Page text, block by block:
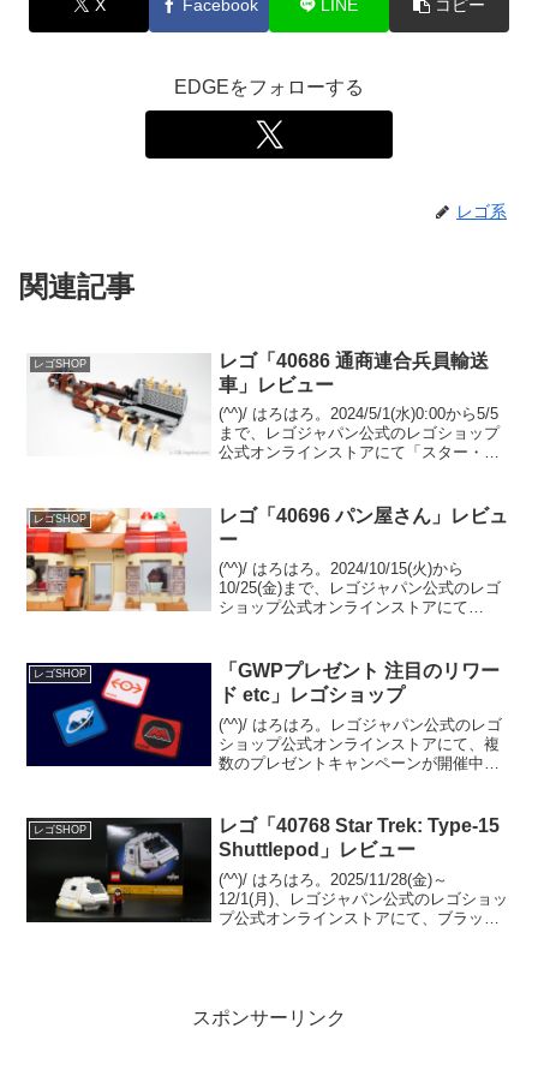
X Facebook LINE コピー
EDGEをフォローする
レゴ系
関連記事
レゴSHOP
レゴ「40686 通商連合兵員輸送
車」レビュー
(^^)/ はろはろ。2024/5/1(水)0:00から5/5
まで、レゴジャパン公式のレゴショップ
公式オンラインストアにて「スター・ウ
で、以下３点がまとめて...
レゴSHOP
レゴ「40696 パン屋さん」レビュ
ー
(^^)/ はろはろ。2024/10/15(火)から
10/25(金)まで、レゴジャパン公式のレゴ
ショップ公式オンラインストアにて
ンページ）￥28,000-(税込...
レゴSHOP
「GWPプレゼント 注目のリワー
ド etc」レゴショップ
(^^)/ はろはろ。レゴジャパン公式のレゴ
ショップ公式オンラインストアにて、複
数のプレゼントキャンペーンが開催中で
が開始されました。電子版ももうすぐ来
ると思...
レゴSHOP
レゴ「40768 Star Trek: Type-15
Shuttlepod」レビュー
(^^)/ はろはろ。2025/11/28(金)～
12/1(月)、レゴジャパン公式のレゴショッ
プ公式オンラインストアにて、ブラック
スポンサーリンク